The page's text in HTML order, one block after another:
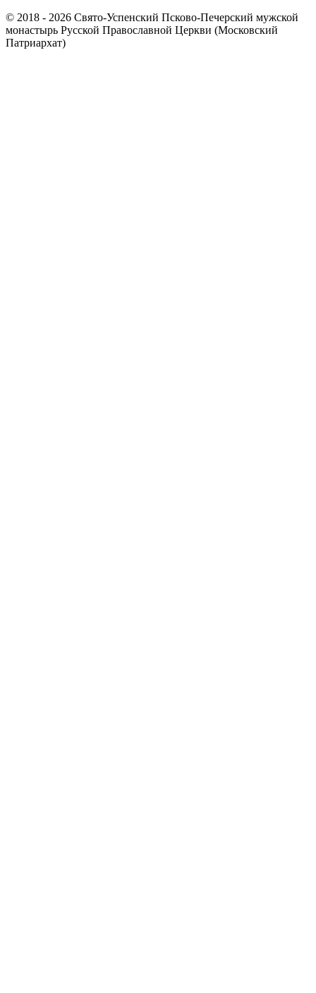
© 2018 - 2026 Свято-Успенский Псково-Печерский мужской
монастырь Русской Православной Церкви (Московский
Патриархат)